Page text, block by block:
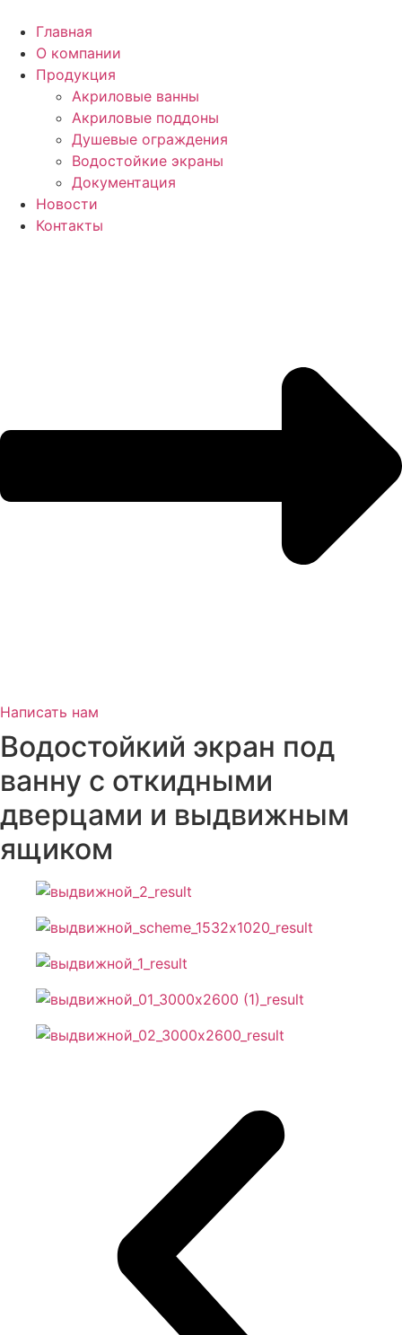
Главная
О компании
Продукция
Акриловые ванны
Акриловые поддоны
Душевые ограждения
Водостойкие экраны
Документация
Новости
Контакты
Написать нам
Водостойкий экран под
ванну с откидными
дверцами и выдвижным
ящиком